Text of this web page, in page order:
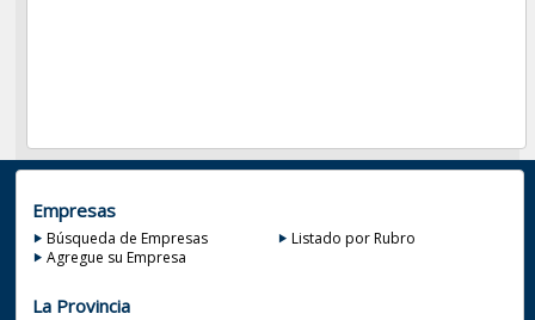
Empresas
Búsqueda de Empresas
Listado por Rubro
Agregue su Empresa
La Provincia